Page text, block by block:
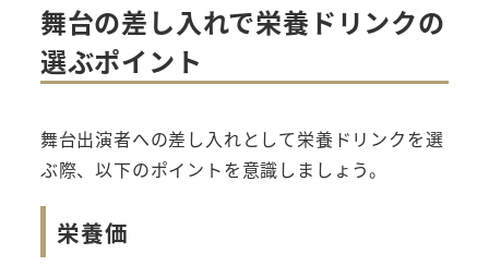
舞台の差し入れで栄養ドリンクの
選ぶポイント
舞台出演者への差し入れとして栄養ドリンクを選
ぶ際、以下のポイントを意識しましょう。
栄養価